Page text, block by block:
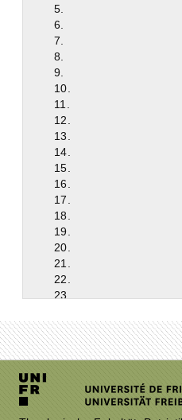
5.
6.
7.
8.
9.
10.
11.
12.
13.
14.
15.
16.
17.
18.
19.
20.
21.
22.
23.
25.
26.
27.